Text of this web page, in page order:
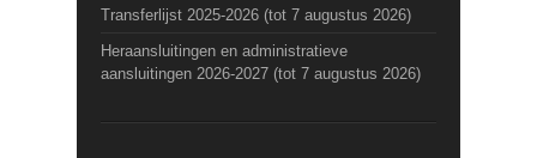
Transferlijst 2025-2026 (tot 7 augustus 2026)
Heraansluitingen en administratieve
aansluitingen 2026-2027 (tot 7 augustus 2026)